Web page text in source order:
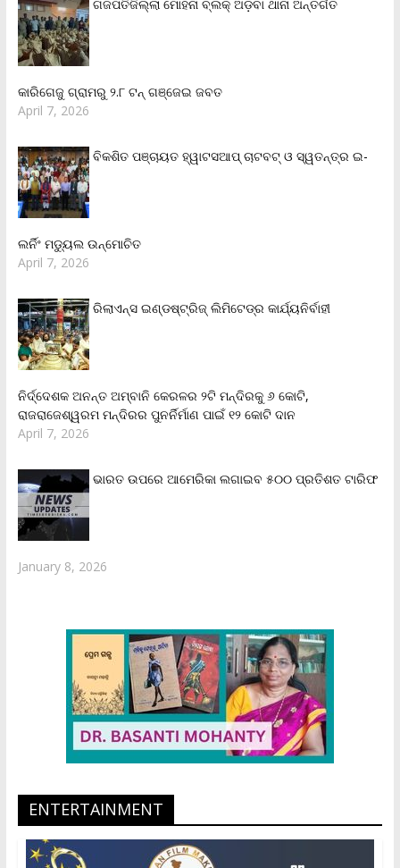
ଗଜପତିଜିଲ୍ଲା ମୋହନା ବ୍ଲକ୍‌ ଅଡ଼ବା ଥାନା ଅନ୍ତର୍ଗତ
କାରିଗେଜୁ ଗ୍ରାମରୁ ୨.୮ ଟନ୍ ଗଞ୍ଜେଇ ଜବତ
April 7, 2026
ବିକଶିତ ପଞ୍ଚାୟତ ହ୍ୱାଟସଆପ୍ ଚାଟବଟ୍ ଓ ସ୍ୱତନ୍ତ୍ର ଇ-
ଲର୍ନିଂ ମଡ୍ୟୁଲ ଉନ୍ମୋଚିତ
April 7, 2026
ରିଲାଏନ୍‌ସ ଇଣ୍ଡଷ୍ଟ୍ରିଜ୍ ଲିମିଟେଡ୍‌ର କାର୍ଯ୍ୟନିର୍ବାହୀ
ନିର୍ଦ୍ଦେଶକ ଅନନ୍ତ ଅମ୍ବାନି କେରଳର ୨ଟି ମନ୍ଦିରକୁ ୬ କୋଟି,
ରାଜରାଜେଶ୍ୱରମ ମନ୍ଦିରର ପୁନର୍ନିର୍ମାଣ ପାଇଁ ୧୨ କୋଟି ଦାନ
April 7, 2026
ଭାରତ ଉପରେ ଆମେରିକା ଲଗାଇବ ୫୦୦ ପ୍ରତିଶତ ଟାରିଫ
January 8, 2026
ENTERTAINMENT